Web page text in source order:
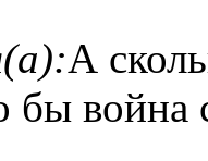
А
бы война